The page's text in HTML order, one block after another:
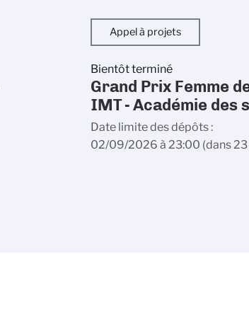
Appel à projets
Bientôt terminé
Grand Prix Femme
IMT - Académie des
Date limite des dépôts
02/09/2026 à 23:00 (dans